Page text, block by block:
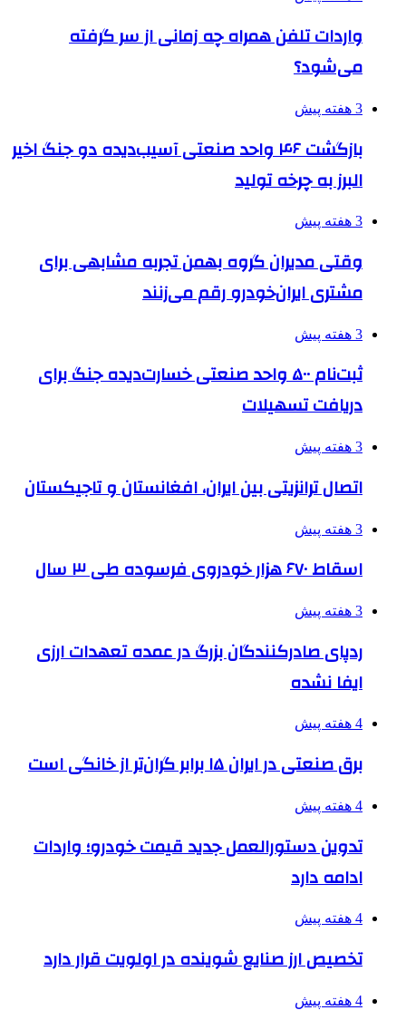
واردات تلفن همراه چه زمانی از سر گرفته
می‌شود؟
3 هفته پیش
بازگشت ۴۶ واحد صنعتی آسیب‌دیده دو جنگ اخیر
البرز به چرخه تولید
3 هفته پیش
وقتی مدیران گروه بهمن تجربه مشابهی برای
مشتری ایران‌خودرو رقم می‌زنند
3 هفته پیش
ثبت‌نام ۵۰۰ واحد صنعتی خسارت‌دیده جنگ برای
دریافت تسهیلات
3 هفته پیش
اتصال ترانزیتی بین ایران، افغانستان و تاجیکستان
3 هفته پیش
اسقاط ۶۷۰ هزار خودروی فرسوده طی ۳ سال
3 هفته پیش
ردپای صادرکنندگان بزرگ در عمده تعهدات ارزی
ایفا نشده
4 هفته پیش
برق صنعتی در ایران ۱۵ برابر گران‌تر از خانگی است
4 هفته پیش
تدوین دستورالعمل جدید قیمت خودرو؛ واردات
ادامه دارد
4 هفته پیش
تخصیص ارز صنایع شوینده در اولویت قرار دارد
4 هفته پیش